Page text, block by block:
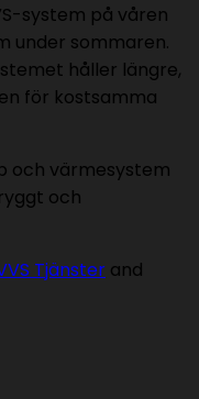
system på våren
under sommaren.
håller längre,
för kostsamma
och värmesystem
och
Tjänster and